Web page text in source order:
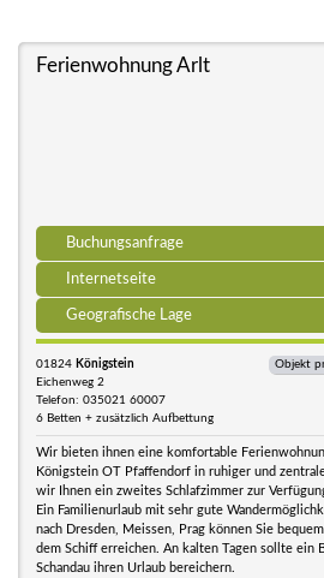
Ferienwohnung Arlt
Buchungsanfrage
Internetseite
Geografische Lage
01824 Königstein
Eichenweg 2
Telefon: 035021 60007
6 Betten + zusätzlich Aufbettung
Objekt
Wir bieten ihnen eine komfortable
Königstein OT Pfaffendorf in ruhiger und
wir Ihnen ein zweites Schlafzimmer zur
Ein Familienurlaub mit sehr gute
nach Dresden, Meissen, Prag können Sie
dem Schiff erreichen. An kalten Tagen sollte ein
Schandau ihren Urlaub bereichern.